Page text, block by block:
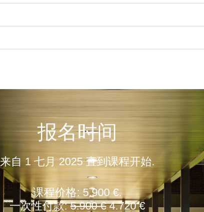
报名时间
来自 1 七月 2025 直到课程开始.
课程价格: 5.900 €.
一次性付款:5.900 €4.720 €